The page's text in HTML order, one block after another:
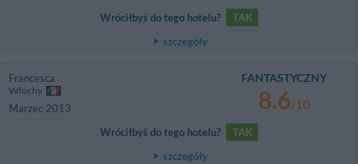
Wróciłbyś do tego hotelu?
TAK
szczegóły
Francesca
Włochy
Marzec 2013
FANTASTYCZNY
8.6/10
Wróciłbyś do tego hotelu?
TAK
szczegóły